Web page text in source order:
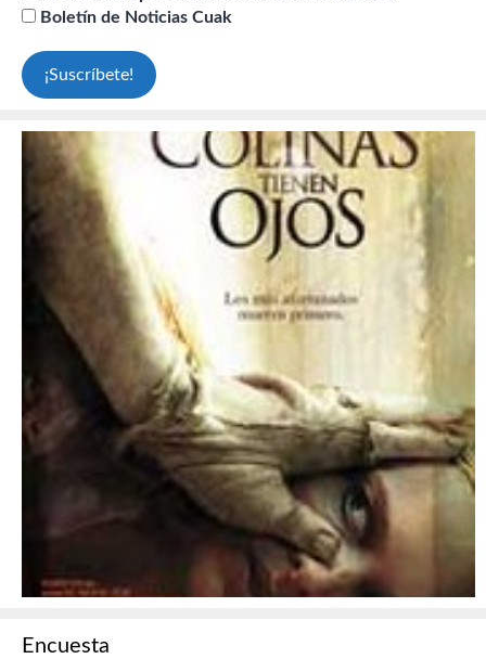
Boletín de Noticias Cuak
Encuesta